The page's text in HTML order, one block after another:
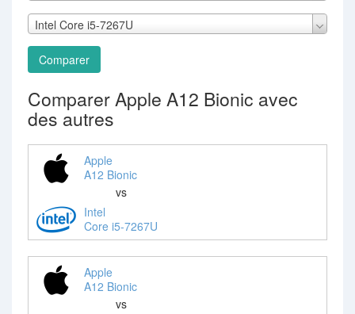
Intel Core i5-7267U
Comparer
Comparer Apple A12 Bionic avec
des autres
Apple
A12 Bionic
vs
Intel
Core i5-7267U
Apple
A12 Bionic
vs